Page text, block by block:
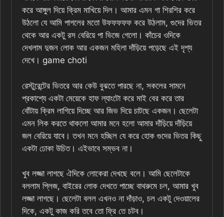
করে আঙ্গুল দিয়ে ক্রিম মাখিয়ে দিল। আমার এমন গা শিরশির করে
উঠলো যে আমি পাগলের মতো উফফফফফ করে উঠলাম, গুদের ভিতর
থেকে আর একটু রস বেরিয়ে পা ভিজে গেলো। কাঁচের ওদিকে
দেখলাম দুজন লোক আর একজন মহিলা দাঁড়িয়ে পড়েছে এই দৃশ্য
দেখে। game choti
রেস্টুরেন্টের ভিতরে আর কেউ বুঝতে পারছে না, সকলের সামনে
প্রকাশ্যে একটা মেয়েকে হাফ ল্যাংটো করে মাই বের করে তার
বোঁটায় ক্রিম লাগিয়ে দিচ্ছে আর জিভ দিয়ে চাটছে একজন। ছেলেটা
এমন লিক করতে থাকলো আমার মনে হলো আমার দাঁড়িয়ে দাঁড়িয়ে
জল বেরিয়ে যাবে। তখন মনে হচ্ছিল যে করে হোক গুদের ভিতর কিছু
একটা ঢোকা উচিত। এইভাবে সম্ভব না।
খুব লজ্জা লাগছে ঐদিকে লোকেরা দেখছে বলে। আমি ছেলেটাকে
বললাম প্লিজ, বাইরের লোক দেখতে পাচ্ছে বাথরুমে চল, আমার খুব
লজ্জা লাগছে। ছেলেটা বলল এখনও না দাঁড়াও, চল একটু দেওয়ালের
দিকে, একটু কাজ করি তবে তো ফ্রি তে চটব।